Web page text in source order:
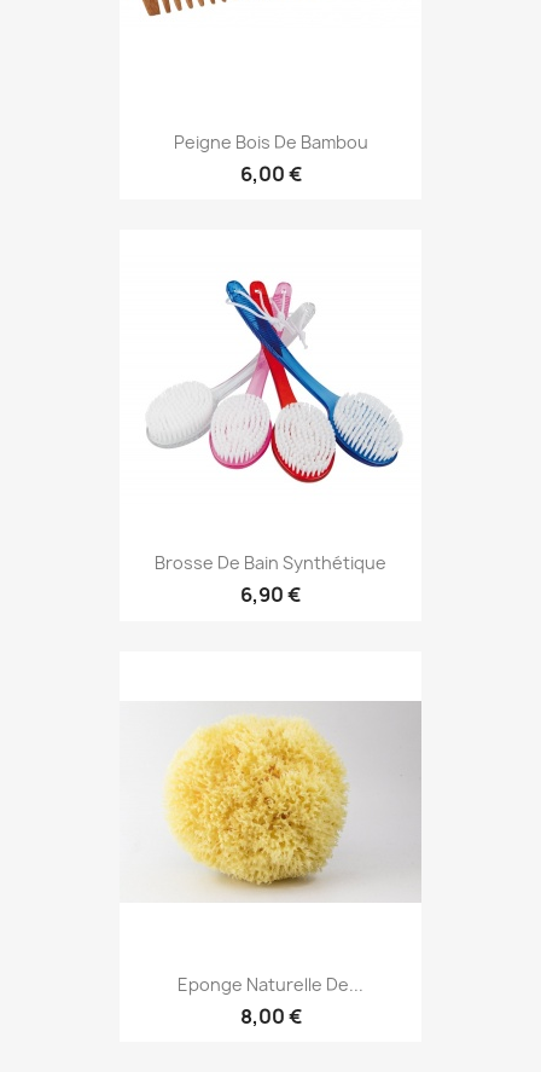
Peigne Bois De Bambou
6,00 €
Brosse De Bain Synthétique
6,90 €
Eponge Naturelle De...
8,00 €